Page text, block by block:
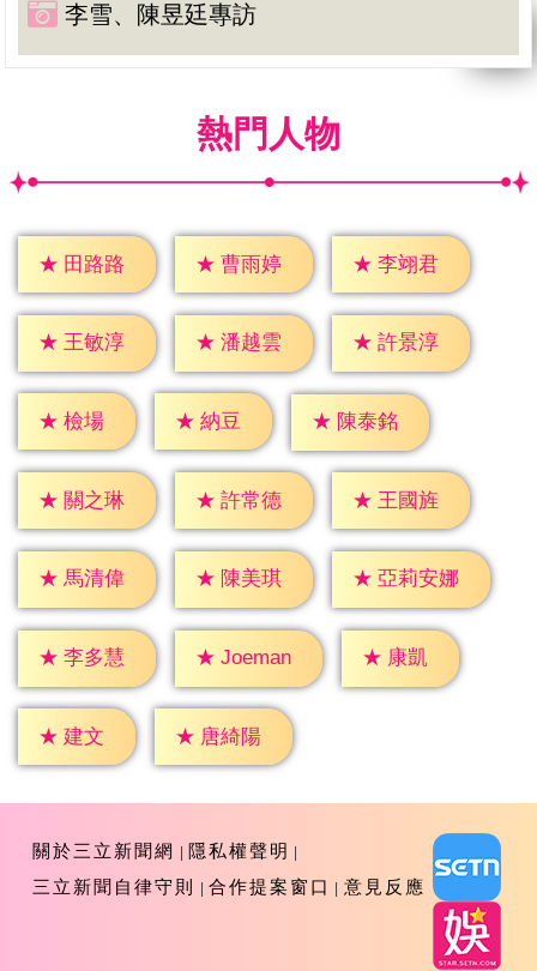
李雪、陳昱廷專訪
熱門人物
★ 田路路 ★ 曹雨婷 ★ 李翊君
★ 王敏淳 ★ 潘越雲 ★ 許景淳
★ 檢場 ★ 納豆 ★ 陳泰銘
★ 關之琳 ★ 許常德 ★ 王國旌
★ 馬清偉 ★ 陳美琪 ★ 亞莉安娜
★ 李多慧 ★ Joeman ★ 康凱
★ 建文 ★ 唐綺陽
關於三立新聞網
隱私權聲明
三立新聞自律守則
合作提案窗口 意見反應